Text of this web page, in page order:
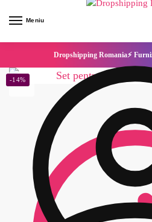
Meniu
Dropshipping Romania⚡
-14%